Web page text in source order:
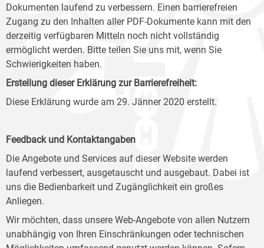
Dokumenten laufend zu verbessern. Einen barrierefreien
Zugang zu den Inhalten aller PDF-Dokumente kann mit den
derzeitig verfügbaren Mitteln noch nicht vollständig
ermöglicht werden. Bitte teilen Sie uns mit, wenn Sie
Schwierigkeiten haben.
Erstellung dieser Erklärung zur Barrierefreiheit:
Diese Erklärung wurde am 29. Jänner 2020 erstellt.
Feedback und Kontaktangaben
Die Angebote und Services auf dieser Website werden
laufend verbessert, ausgetauscht und ausgebaut. Dabei ist
uns die Bedienbarkeit und Zugänglichkeit ein großes
Anliegen.
Wir möchten, dass unsere Web-Angebote von allen Nutzern
unabhängig von Ihren Einschränkungen oder technischen